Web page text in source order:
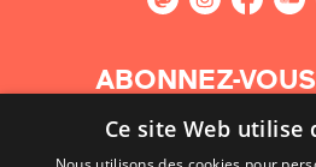
ABONNEZ-
Ce site Web utilise